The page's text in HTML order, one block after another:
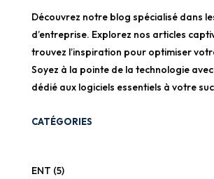
Découvrez notre blog spécialisé dans
d’entreprise. Explorez nos articles
trouvez l’inspiration pour optimiser
Soyez à la pointe de la technologie
dédié aux logiciels essentiels à votre
CATÉGORIES
ENT (5)